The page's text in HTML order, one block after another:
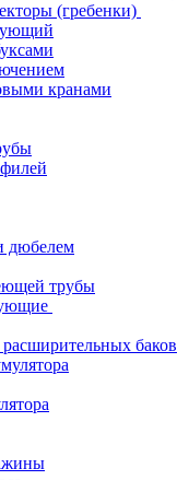
(гребенки)
кранами
дюбелем
трубы
баков